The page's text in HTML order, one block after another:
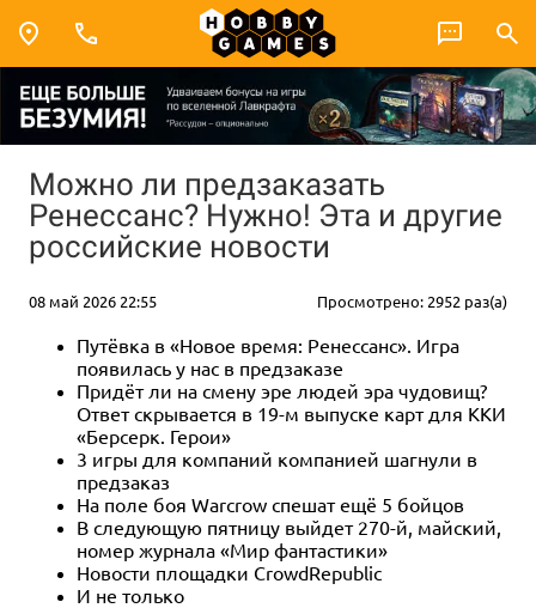
Можно ли предзаказать
Ренессанс? Нужно! Эта и другие
российские новости
08 май 2026 22:55 Просмотрено: 2952 раз(а)
Путёвка в «Новое время: Ренессанс». Игра
появилась у нас в предзаказе
Придёт ли на смену эре людей эра чудовищ?
Ответ скрывается в 19-м выпуске карт для ККИ
«Берсерк. Герои»
3 игры для компаний компанией шагнули в
предзаказ
На поле боя Warcrow спешат ещё 5 бойцов
В следующую пятницу выйдет 270-й, майский,
номер журнала «Мир фантастики»
Новости площадки CrowdRepublic
И не только